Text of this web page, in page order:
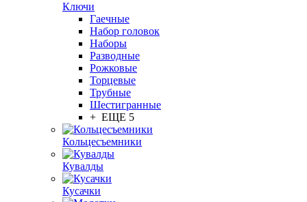
Ключи
Гаечные
Набор головок
Наборы
Разводные
Рожковые
Торцевые
Трубные
Шестигранные
+ ЕЩЕ 5
Кольцесъемники
Кувалды
Кусачки